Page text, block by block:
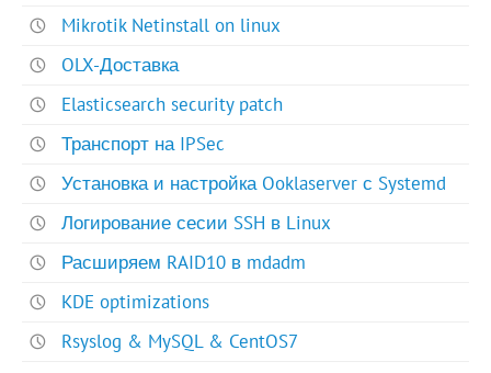
Mikrotik Netinstall on linux
OLX-Доставка
Elasticsearch security patch
Транспорт на IPSec
Установка и настройка Ooklaserver с Systemd
Логирование сесии SSH в Linux
Расширяем RAID10 в mdadm
KDE optimizations
Rsyslog & MySQL & CentOS7